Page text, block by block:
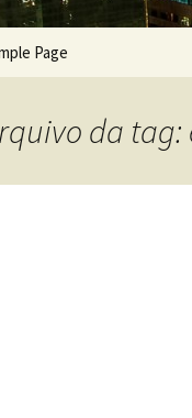
Page
da